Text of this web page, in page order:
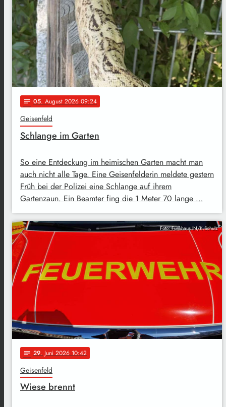
notes 05. August 2026 09:24
Geisenfeld
Schlange im Garten
So eine Entdeckung im heimischen Garten macht man
auch nicht alle Tage. Eine Geisenfelderin meldete gestern
Früh bei der Polizei eine Schlange auf ihrem
Gartenzaun. Ein Beamter fing die 1 Meter 70 lange …
Foto: Funkhaus IN/K.Schulz
notes 29. Juni 2026 10:42
Geisenfeld
Wiese brennt